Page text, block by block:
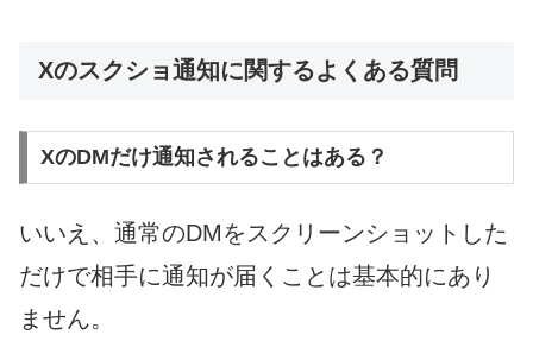
Xのスクショ通知に関するよくある質問
XのDMだけ通知されることはある？
いいえ、通常のDMをスクリーンショットした
だけで相手に通知が届くことは基本的にあり
ません。